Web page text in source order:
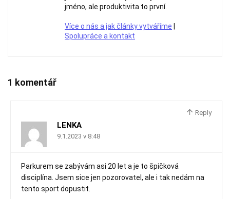
jméno, ale produktivita to první.
Více o nás a jak články vytváříme
Spolupráce a kontakt
1 komentář
Reply
LENKA
9.1.2023 v 8:48
Parkurem se zabývám asi 20 let a je to špičková
disciplína. Jsem sice jen pozorovatel, ale i tak nedám na
tento sport dopustit.